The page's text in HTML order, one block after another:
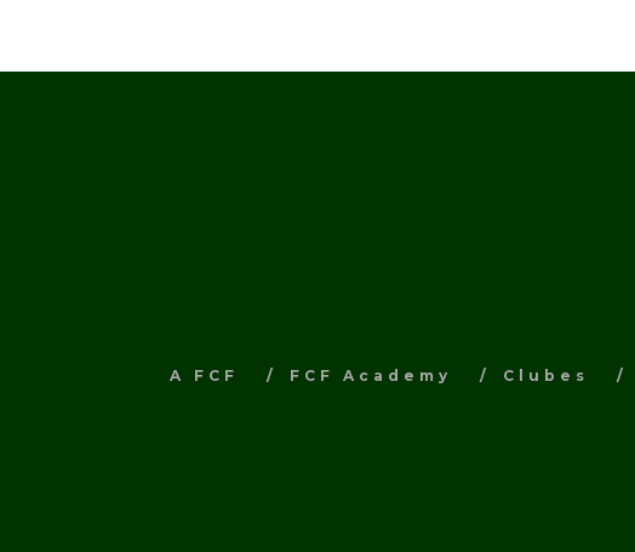
A FCF FCF Academy Clubes